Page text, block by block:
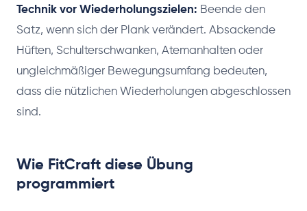
Technik vor Wiederholungszielen: Beende den
Satz, wenn sich der Plank verändert. Absackende
Hüften, Schulterschwanken, Atemanhalten oder
ungleichmäßiger Bewegungsumfang bedeuten,
dass die nützlichen Wiederholungen abgeschlossen
sind.
Wie FitCraft diese Übung
programmiert